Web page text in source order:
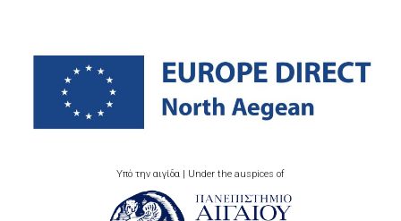
Υπό την αιγίδα | Under the auspices of